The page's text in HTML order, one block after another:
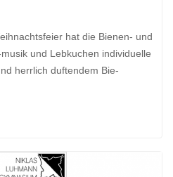
hat die Bienen- und
und Lebkuchen individuelle
herrlich duftendem Bie-